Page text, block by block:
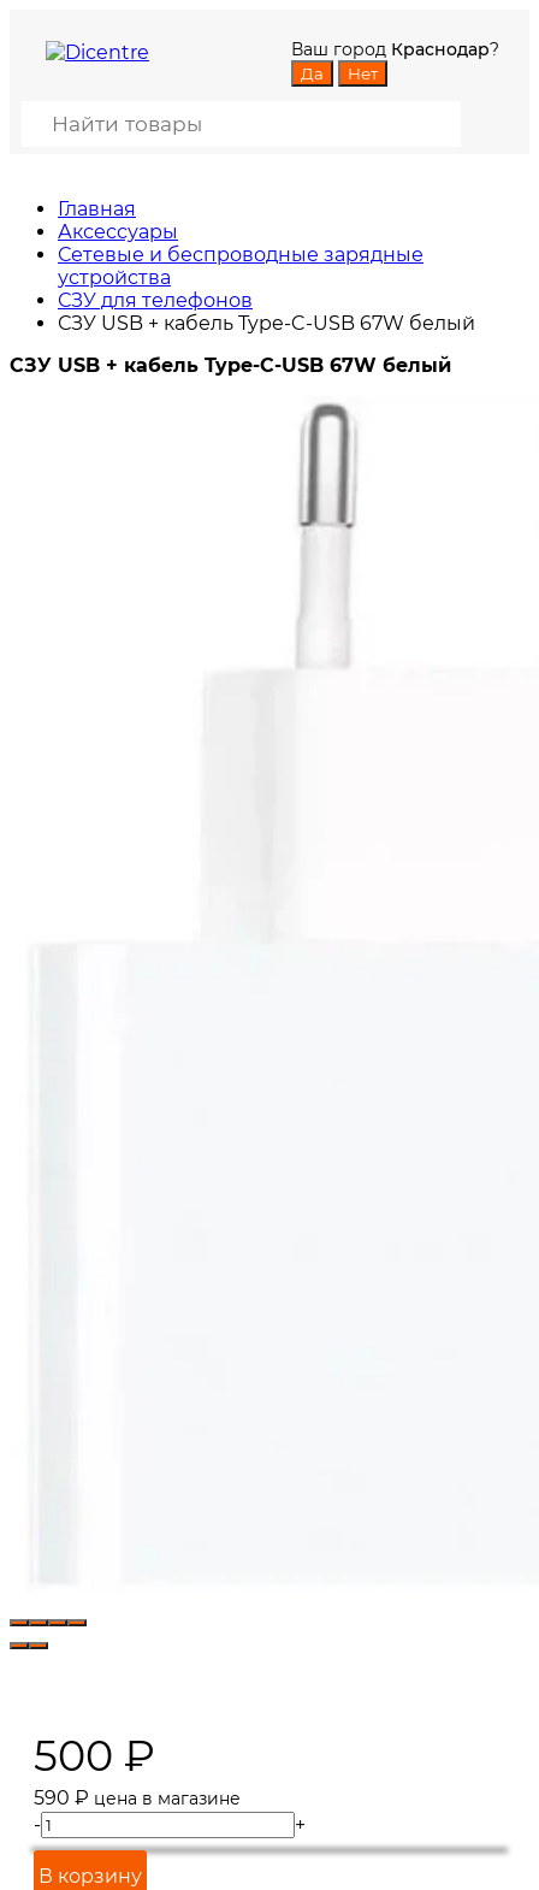
Ваш город Краснодар?
Главная
Аксессуары
Сетевые и беспроводные зарядные
устройства
СЗУ для телефонов
СЗУ USB + кабель Type-C-USB 67W белый
СЗУ USB + кабель Type-C-USB 67W белый
500 ₽
590 ₽ цена в магазине
- +
В корзину